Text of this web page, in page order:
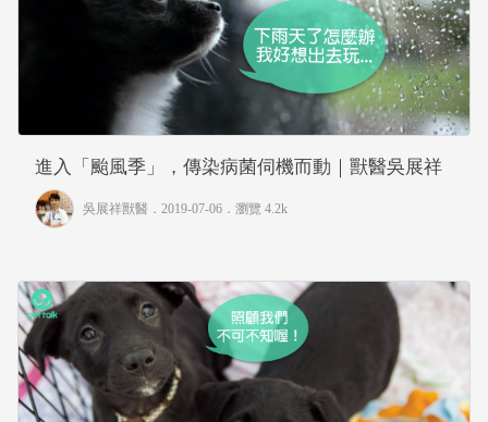
進入「颱風季」，傳染病菌伺機而動｜獸醫吳展祥
吳展祥獸醫 ．2019-07-06． 瀏覽 4.2k